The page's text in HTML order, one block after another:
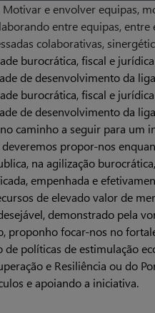
e envolver equipas,
entre equipas,
colaborativas,
burocrática, fiscal e
de desenvolvimento da
burocrática, fiscal e
de desenvolvimento da
caminho a seguir para um
propor-nos
na agilização
empenhada e
de elevado valor de
demonstrado pela
proponho focar-nos no
de políticas de estimulação
e Resiliência ou do
e apoiando a iniciativa.